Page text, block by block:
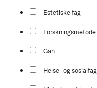
Estetiske fag
Forskningsmetode
Gan
Helse- og sosialfag